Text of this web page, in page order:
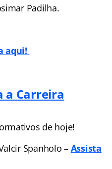
Padilha.
aqui!
a Carreira
de hoje!
Spanholo – Assista